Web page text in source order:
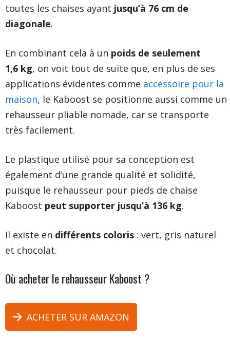
toutes les chaises ayant jusqu’à 76 cm de
diagonale.
En combinant cela à un poids de seulement
1,6 kg, on voit tout de suite que, en plus de ses
applications évidentes comme accessoire pour la
maison, le Kaboost se positionne aussi comme un
rehausseur pliable nomade, car se transporte
très facilement.
Le plastique utilisé pour sa conception est
également d’une grande qualité et solidité,
puisque le rehausseur pour pieds de chaise
Kaboost peut supporter jusqu’à 136 kg.
Il existe en différents coloris : vert, gris naturel
et chocolat.
Où acheter le rehausseur Kaboost ?
ACHETER SUR AMAZON